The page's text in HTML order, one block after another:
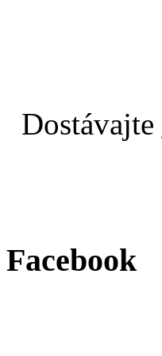
Dostávajte
Facebook